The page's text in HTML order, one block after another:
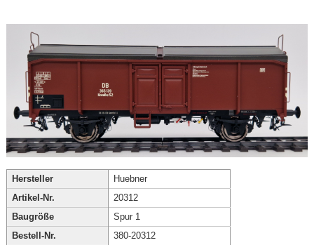
Hersteller
Huebner
Artikel-Nr.
20312
Baugröße
Spur 1
Bestell-Nr.
380-20312